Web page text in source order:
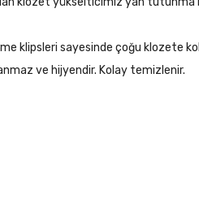
klipsleri sayesinde çoğu klozete
ve hijyendir. Kolay temizlenir.